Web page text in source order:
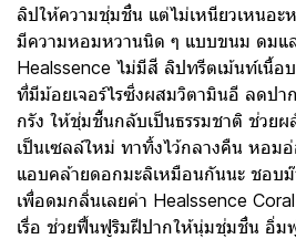
ลิปให้ความชุ่มชื่น แต่ไม่เหนียวเหนอะ
มีความหอมหวานนิด ๆ แบบขนม ดมแ
Healssence ไม่มีสี ลิปทรีตเม้นท์เนื้อ
ที่มีม้อยเจอร์ไรซิ่งผสมวิตามินอี ลดป
กรัง ให้ชุ่มชื้นกลับเป็นธรรมชาติ ช่วย
เป็นเซลล์ใหม่ ทาทิ้งไว้กลางคืน หอม
แอบคล้ายดอกมะลิเหมือนกันนะ ชอบ
เพื่อดมกลิ่นเลยค่า Healssence
เรื่อ ช่วยฟื้นฟูริมฝีปากให้นุ่มชุ่มชื่น อิ่